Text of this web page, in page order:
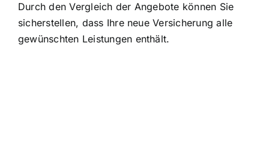
Durch den Vergleich der Angebote können Sie
sicherstellen, dass Ihre neue Versicherung alle
gewünschten Leistungen enthält.